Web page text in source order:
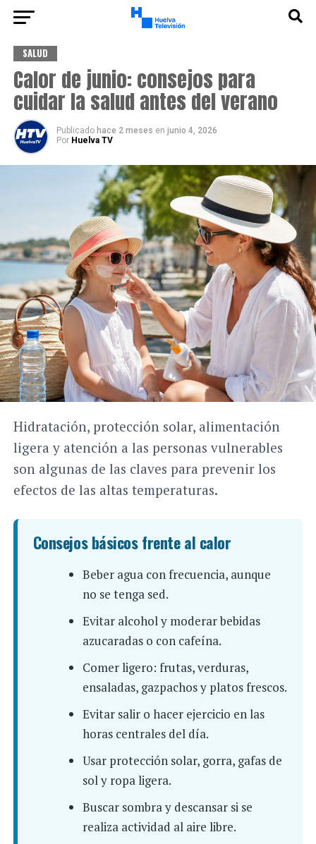
SALUD
Calor de junio: consejos para
cuidar la salud antes del verano
Publicado hace 2 meses en junio 4, 2026
Por Huelva TV
Hidratación, protección solar, alimentación
ligera y atención a las personas vulnerables
son algunas de las claves para prevenir los
efectos de las altas temperaturas.
Consejos básicos frente al calor
Beber agua con frecuencia, aunque
no se tenga sed.
Evitar alcohol y moderar bebidas
azucaradas o con cafeína.
Comer ligero: frutas, verduras,
ensaladas, gazpachos y platos frescos.
Evitar salir o hacer ejercicio en las
horas centrales del día.
Usar protección solar, gorra, gafas de
sol y ropa ligera.
Buscar sombra y descansar si se
realiza actividad al aire libre.